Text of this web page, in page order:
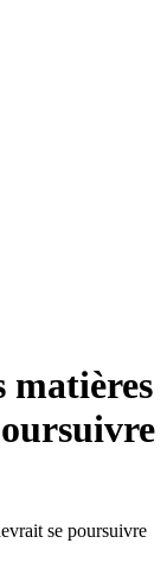
matières